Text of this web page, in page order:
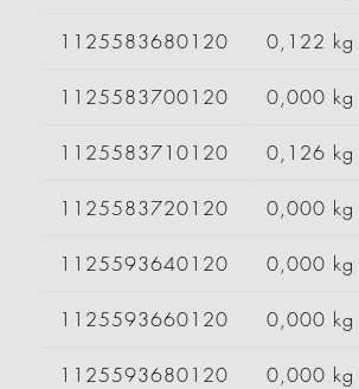
1125583680120 0,122 kg
1125583700120 0,000 kg
1125583710120 0,126 kg
1125583720120 0,000 kg
1125593640120 0,000 kg
1125593660120 0,000 kg
1125593680120 0,000 kg